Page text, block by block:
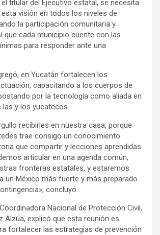
titular del Ejecutivo estatal, se necesita
visión en todos los niveles de
la participación comunitaria y
que cada municipio cuente con las
para responder ante una
en Yucatán fortalecen los
capacitando a los cuerpos de
por la tecnología como aliada en
las y los yucatecos.
recibirles en nuestra casa, porque
trae consigo un conocimiento
que compartir y lecciones aprendidas.
articular en una agenda común,
fronteras estatales, y estaremos
un México más fuerte y más preparado
concluyó.
Nacional de Protección Civil,
Alzúa, explicó que esta reunión es
fortalecer las estrategias de prevención